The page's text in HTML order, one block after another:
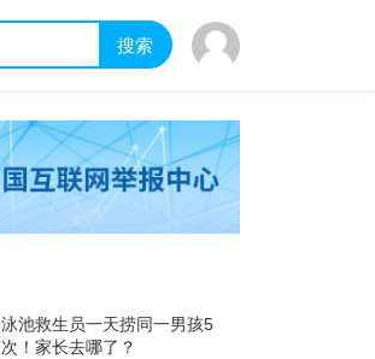
搜索
泳池救生员一天捞同一男孩5
次！家长去哪了？